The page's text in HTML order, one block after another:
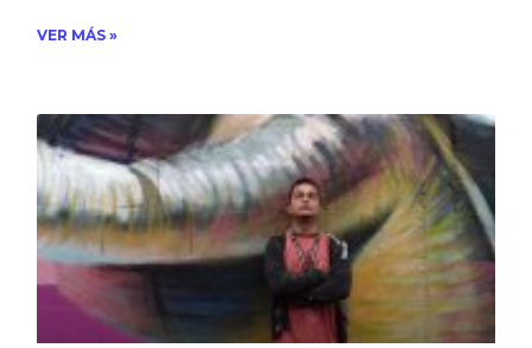
VER MÁS »